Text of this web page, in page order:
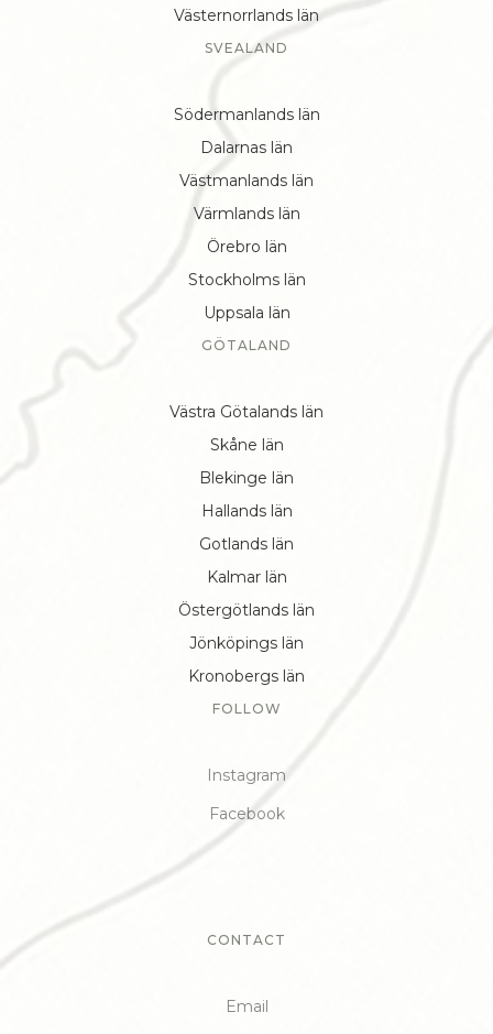
Västernorrlands län
SVEALAND
Södermanlands län
Dalarnas län
Västmanlands län
Värmlands län
Örebro län
Stockholms län
Uppsala län
GÖTALAND
Västra Götalands län
Skåne län
Blekinge län
Hallands län
Gotlands län
Kalmar län
Östergötlands län
Jönköpings län
Kronobergs län
FOLLOW
Instagram
Facebook
CONTACT
Email